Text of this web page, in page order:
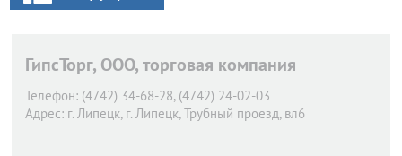
ГипсТорг, ООО, торговая компания
Телефон: (4742) 34-68-28, (4742) 24-02-03
Адрес: г. Липецк, г. Липецк, Трубный проезд, вл6